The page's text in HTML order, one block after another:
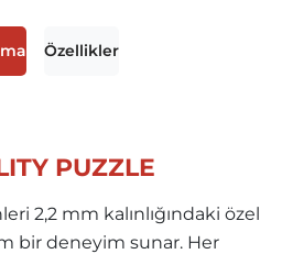
Özellikler
PUZZLE
2,2 mm kalınlığındaki özel
bir deneyim sunar. Her